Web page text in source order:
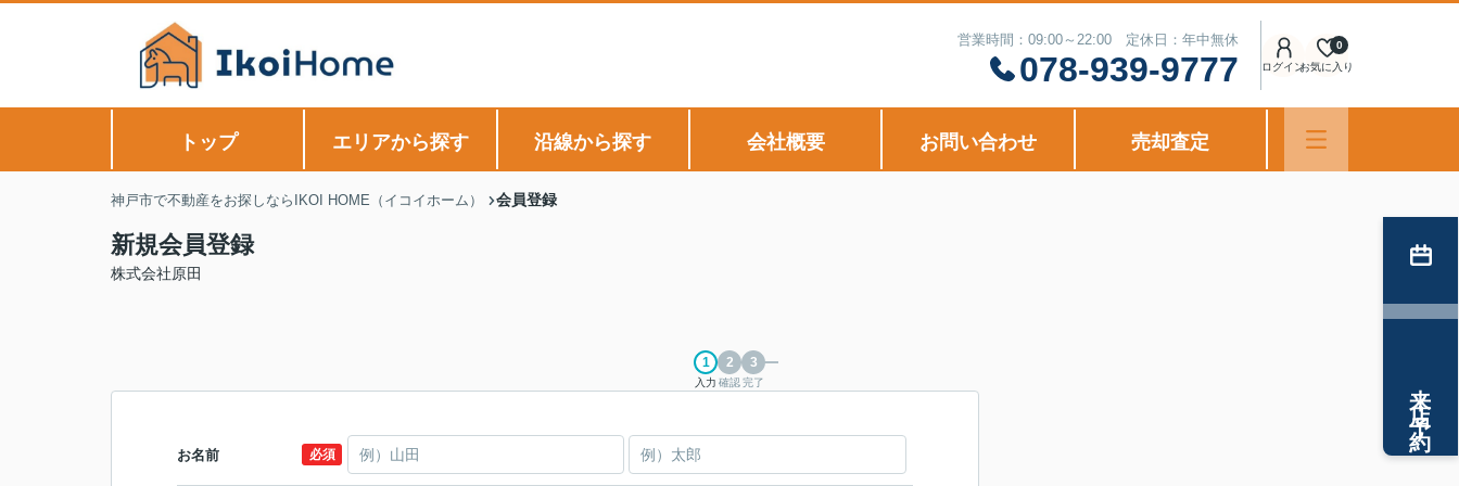
営業時間：09:00～22:00 定休日：年中無休
078-939-9777 ログインお気に入り
0
トップ エリアから探す 沿線から探す 会社概要 お問い合わせ 売却査定
神戸市で不動産をお探しならIKOI HOME（イコイホーム） 会員登録
新規会員登録
株式会社原田
入力 確認完了
お名前 必須
来店予約